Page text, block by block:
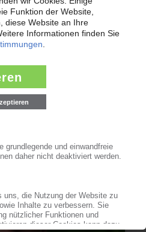
gründet JV für
mit FAW-
Quartal wenig Freude /
Gewinnwarnung aus